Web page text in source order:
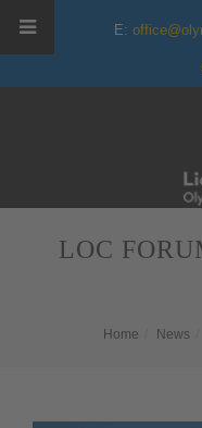
E:
LOC
Home News